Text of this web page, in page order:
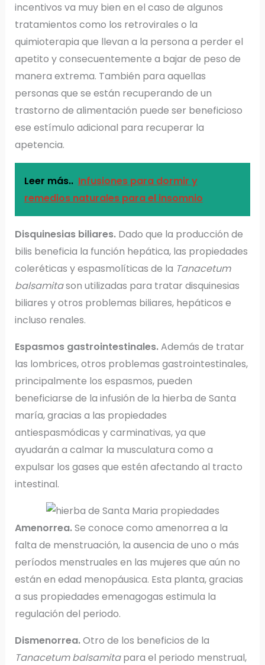
incentivos va muy bien en el caso de algunos
tratamientos como los retrovirales o la
quimioterapia que llevan a la persona a perder el
apetito y consecuentemente a bajar de peso de
manera extrema. También para aquellas
personas que se están recuperando de un
trastorno de alimentación puede ser beneficioso
ese estímulo adicional para recuperar la
apetencia.
Leer más.. Infusiones para dormir y
remedios naturales para el insomnio
Disquinesias biliares.Dado que la producción de
bilis beneficia la función hepática​, las propiedades
coleréticas y espasmolíticas de la Tanacetum
balsamitason utilizadas para tratar disquinesias
biliares y otros problemas biliares, hepáticos e
incluso renales.
Espasmos gastrointestinales.Además de tratar
las lombrices, otros problemas gastrointestinales,
principalmente los espasmos, pueden
beneficiarse de la infusión de la hierba de Santa
maría, gracias a las propiedades
antiespasmódicas y carminativas, ya que
ayudarán a calmar la musculatura como a
expulsar los gases que estén afectando al tracto
intestinal.
Amenorrea.Se conoce como amenorrea a la
falta de menstruación, la ausencia de uno o más
períodos menstruales en las mujeres que aún no
están en edad menopáusica. Esta planta, gracias
a sus propiedades emenagogas estimula la
regulación del periodo.
Dismenorrea.Otro de los beneficios de la
Tanacetum balsamitapara el periodo menstrual,